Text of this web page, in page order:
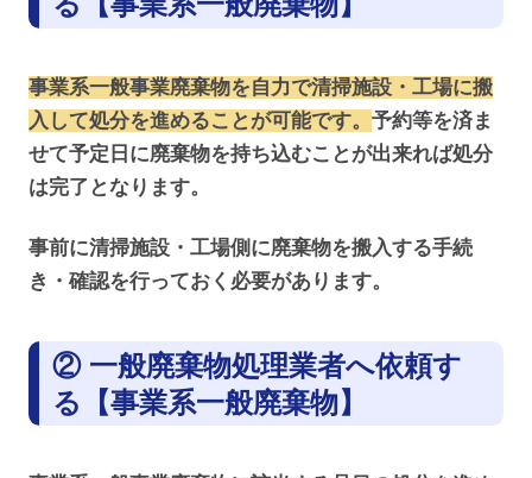
事業系一般事業廃棄物を自力で清掃施設・工場に搬
入して処分を進めることが可能です。 予約等を済ま
せて予定日に廃棄物を持ち込むことが出来れば処分
は完了となります。
事前に清掃施設・工場側に廃棄物を搬入する手続
き・確認を行っておく必要があります。
② 一般廃棄物処理業者へ依頼す
る【事業系一般廃棄物】